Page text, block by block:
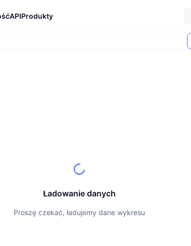
APIProdukty
Ładowanie danych
Proszę czekać, ładujemy dane wykresu